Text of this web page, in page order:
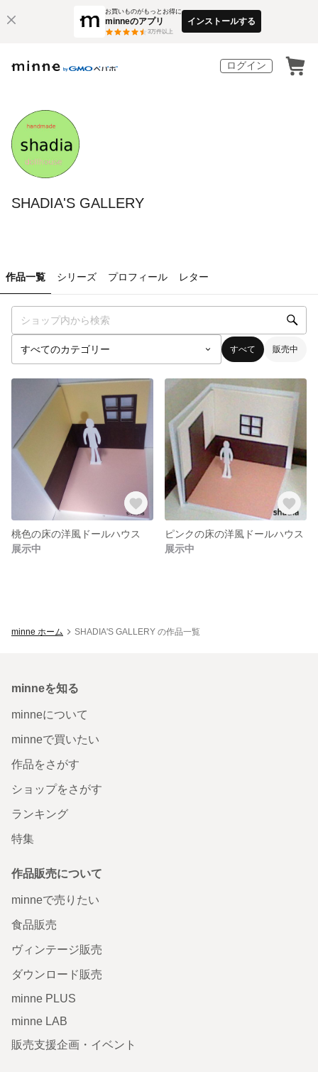
お買いものがもっとお得に
minneのアプリ
3万件以上
インストールする
ログイン
SHADIA'S GALLERY
作品一覧 シリーズ プロフィール レター
すべて 販売中
桃色の床の洋風ドールハウス
展示中
ピンクの床の洋風ドールハウス
展示中
minne ホーム SHADIA'S GALLERY の作品一覧
minneを知る
minneについて
minneで買いたい
作品をさがす
ショップをさがす
ランキング
特集
作品販売について
minneで売りたい
食品販売
ヴィンテージ販売
ダウンロード販売
minne PLUS
minne LAB
販売支援企画・イベント